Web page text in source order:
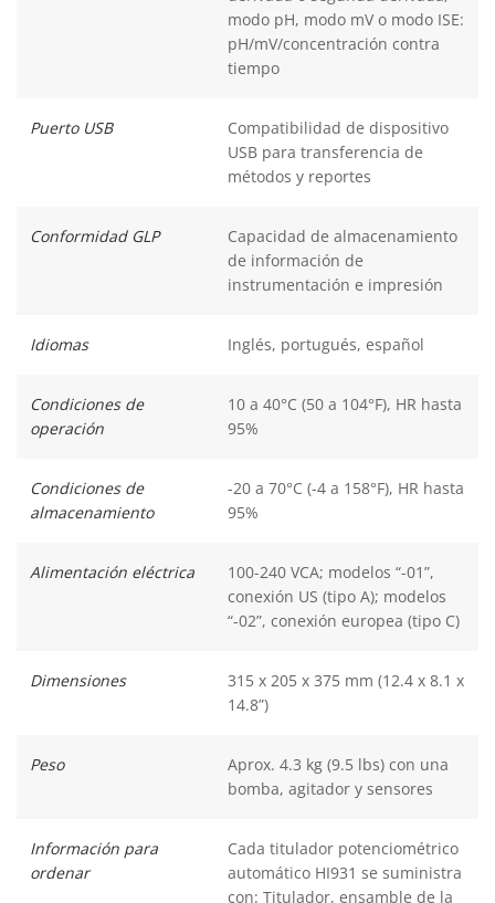
modo pH, modo mV o modo ISE:
pH/mV/concentración contra
tiempo
Puerto USB
Compatibilidad de dispositivo
USB para transferencia de
métodos y reportes
Conformidad GLP
Capacidad de almacenamiento
de información de
instrumentación e impresión
Idiomas Inglés, portugués, español
Condiciones de
operación
10 a 40°C (50 a 104°F), HR hasta
95%
Condiciones de
almacenamiento
-20 a 70°C (-4 a 158°F), HR hasta
95%
Alimentación eléctrica
100-240 VCA; modelos “-01”,
conexión US (tipo A); modelos
“-02”, conexión europea (tipo C)
Dimensiones
315 x 205 x 375 mm (12.4 x 8.1 x
14.8”)
Peso
Aprox. 4.3 kg (9.5 lbs) con una
bomba, agitador y sensores
Información para
ordenar
Cada titulador potenciométrico
automático HI931 se suministra
con: Titulador, ensamble de la